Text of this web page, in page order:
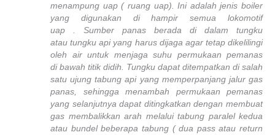
menampung uap ( ruang uap). Ini adalah jenis boiler
yang digunakan di hampir semua lokomotif
uap . Sumber panas berada di dalam tungku
atau tungku api yang harus dijaga agar tetap dikelilingi
oleh air untuk menjaga suhu permukaan pemanas
di bawah titik didih. Tungku dapat ditempatkan di salah
satu ujung tabung api yang memperpanjang jalur gas
panas, sehingga menambah permukaan pemanas
yang selanjutnya dapat ditingkatkan dengan membuat
gas membalikkan arah melalui tabung paralel kedua
atau bundel beberapa tabung ( dua pass atau return